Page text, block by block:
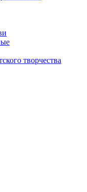
творчества